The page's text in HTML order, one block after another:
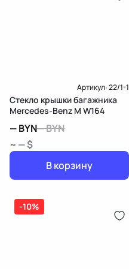
Артикул:22/1-1
Стекло крышки багажника
Mercedes-Benz M W164
—BYN—BYN
~ — $
В корзину
-10%